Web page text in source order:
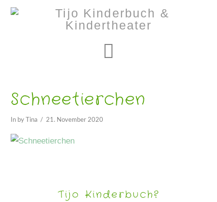
Schneetierchen
In by Tina 21. November 2020
Tijo Kinderbuch?